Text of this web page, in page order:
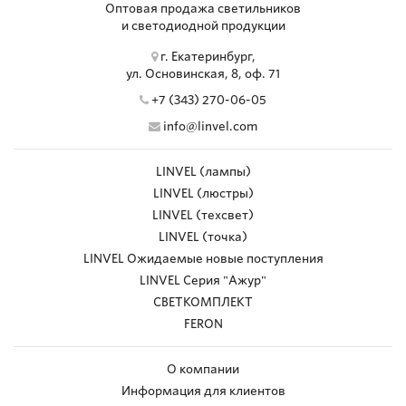
Оптовая продажа светильников
и светодиодной продукции
г. Екатеринбург,
ул. Основинская, 8, оф. 71
+7 (343) 270-06-05
info@linvel.com
LINVEL (лампы)
LINVEL (люстры)
LINVEL (техсвет)
LINVEL (точка)
LINVEL Ожидаемые новые поступления
LINVEL Серия "Ажур"
СВЕТКОМПЛЕКТ
FERON
О компании
Информация для клиентов